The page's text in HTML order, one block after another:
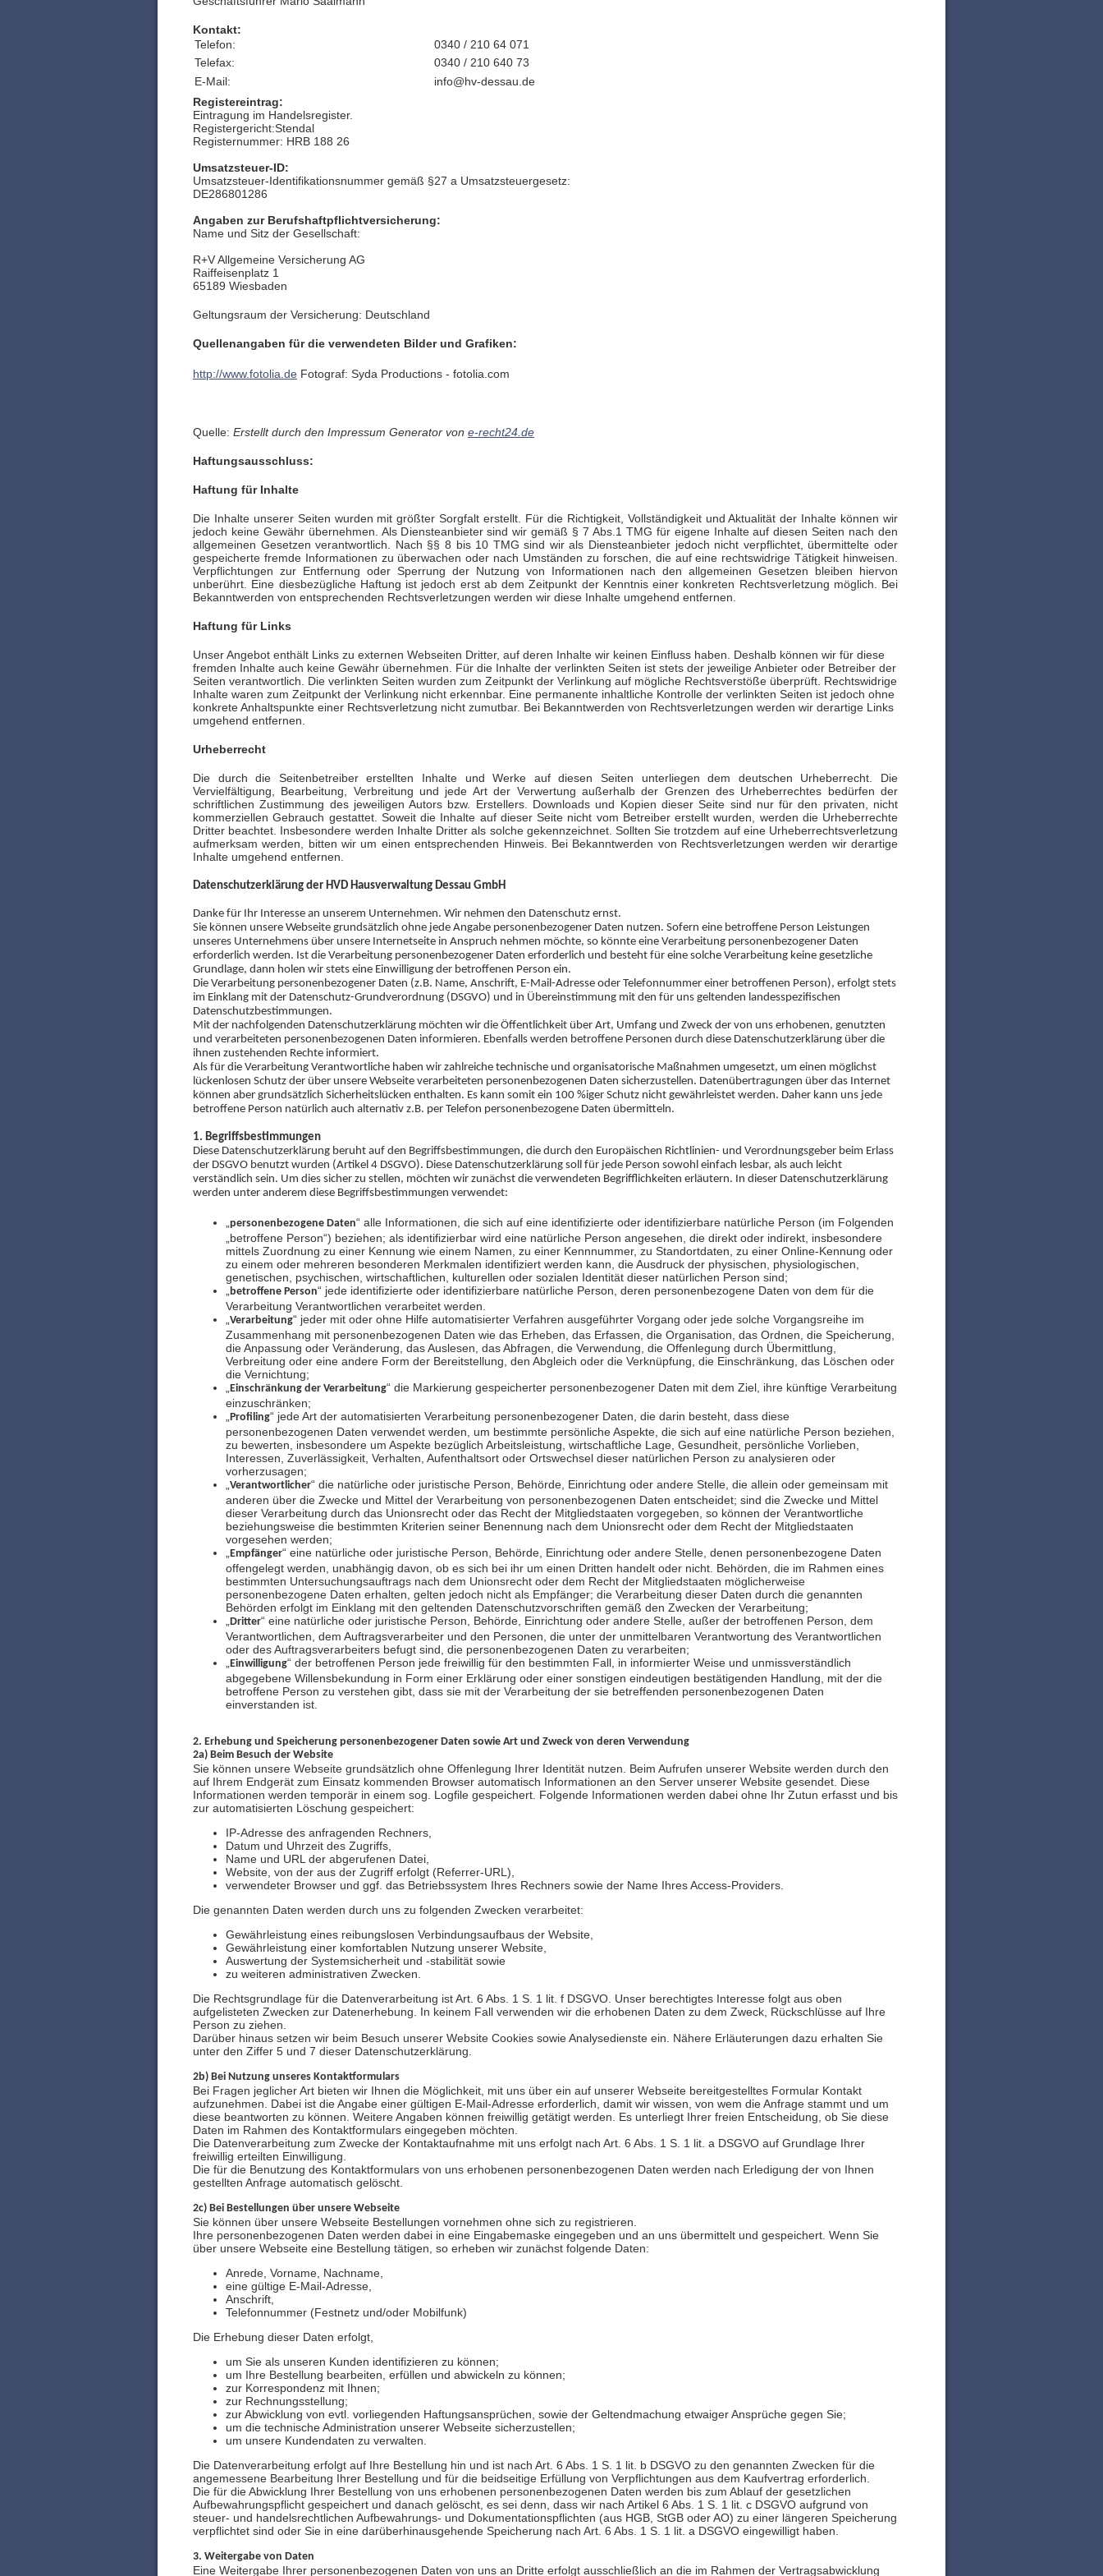
Kontakt:
Telefon:
0340 / 210 64 071
Telefax:
0340 / 210 640 73
E-Mail:
info@hv-dessau.de
Registereintrag:
Eintragung im Handelsregister.
Registergericht:Stendal
Registernummer: HRB 188 26
Umsatzsteuer-ID:
Umsatzsteuer-Identifikationsnummer gemäß §27 a Umsatzsteuergesetz:
DE286801286
Angaben zur Berufshaftpflichtversicherung:
Name und Sitz der Gesellschaft:
R+V Allgemeine Versicherung AG
Raiffeisenplatz 1
65189 Wiesbaden
Geltungsraum der Versicherung: Deutschland
Quellenangaben für die verwendeten Bilder und Grafiken:
http://www.fotolia.de Fotograf: Syda Productions - fotolia.com
Quelle: Erstellt durch den Impressum Generator von e-recht24.de
Haftungsausschluss:
Haftung für Inhalte
Die Inhalte unserer Seiten wurden mit größter Sorgfalt erstellt. Für die Richtigkeit, Vollständigkeit und Aktualität der Inhalte können wir
jedoch keine Gewähr übernehmen. Als Diensteanbieter sind wir gemäß § 7 Abs.1 TMG für eigene Inhalte auf diesen Seiten nach den
allgemeinen Gesetzen verantwortlich. Nach §§ 8 bis 10 TMG sind wir als Diensteanbieter jedoch nicht verpflichtet, übermittelte oder
gespeicherte fremde Informationen zu überwachen oder nach Umständen zu forschen, die auf eine rechtswidrige Tätigkeit hinweisen.
Verpflichtungen zur Entfernung oder Sperrung der Nutzung von Informationen nach den allgemeinen Gesetzen bleiben hiervon
unberührt. Eine diesbezügliche Haftung ist jedoch erst ab dem Zeitpunkt der Kenntnis einer konkreten Rechtsverletzung möglich. Bei
Bekanntwerden von entsprechenden Rechtsverletzungen werden wir diese Inhalte umgehend entfernen.
Haftung für Links
Unser Angebot enthält Links zu externen Webseiten Dritter, auf deren Inhalte wir keinen Einfluss haben. Deshalb können wir für diese
fremden Inhalte auch keine Gewähr übernehmen. Für die Inhalte der verlinkten Seiten ist stets der jeweilige Anbieter oder Betreiber der
Seiten verantwortlich. Die verlinkten Seiten wurden zum Zeitpunkt der Verlinkung auf mögliche Rechtsverstöße überprüft. Rechtswidrige
Inhalte waren zum Zeitpunkt der Verlinkung nicht erkennbar. Eine permanente inhaltliche Kontrolle der verlinkten Seiten ist jedoch ohne
konkrete Anhaltspunkte einer Rechtsverletzung nicht zumutbar. Bei Bekanntwerden von Rechtsverletzungen werden wir derartige Links
umgehend entfernen.
Urheberrecht
Die durch die Seitenbetreiber erstellten Inhalte und Werke auf diesen Seiten unterliegen dem deutschen Urheberrecht. Die
Vervielfältigung, Bearbeitung, Verbreitung und jede Art der Verwertung außerhalb der Grenzen des Urheberrechtes bedürfen der
schriftlichen Zustimmung des jeweiligen Autors bzw. Erstellers. Downloads und Kopien dieser Seite sind nur für den privaten, nicht
kommerziellen Gebrauch gestattet. Soweit die Inhalte auf dieser Seite nicht vom Betreiber erstellt wurden, werden die Urheberrechte
Dritter beachtet. Insbesondere werden Inhalte Dritter als solche gekennzeichnet. Sollten Sie trotzdem auf eine Urheberrechtsverletzung
aufmerksam werden, bitten wir um einen entsprechenden Hinweis. Bei Bekanntwerden von Rechtsverletzungen werden wir derartige
Inhalte umgehend entfernen.
Datenschutzerklärung der HVD Hausverwaltung Dessau GmbH
Danke für Ihr Interesse an unserem Unternehmen. Wir nehmen den Datenschutz ernst.
Sie können unsere Webseite grundsätzlich ohne jede Angabe personenbezogener Daten nutzen. Sofern eine betroffene Person Leistungen
unseres Unternehmens über unsere Internetseite in Anspruch nehmen möchte, so könnte eine Verarbeitung personenbezogener Daten
erforderlich werden. Ist die Verarbeitung personenbezogener Daten erforderlich und besteht für eine solche Verarbeitung keine gesetzliche
Grundlage, dann holen wir stets eine Einwilligung der betroffenen Person ein.
Die Verarbeitung personenbezogener Daten (z.B. Name, Anschrift, E-Mail-Adresse oder Telefonnummer einer betroffenen Person), erfolgt stets
im Einklang mit der Datenschutz-Grundverordnung (DSGVO) und in Übereinstimmung mit den für uns geltenden landesspezifischen
Datenschutzbestimmungen.
Mit der nachfolgenden Datenschutzerklärung möchten wir die Öffentlichkeit über Art, Umfang und Zweck der von uns erhobenen, genutzten
und verarbeiteten personenbezogenen Daten informieren. Ebenfalls werden betroffene Personen durch diese Datenschutzerklärung über die
ihnen zustehenden Rechte informiert.
Als für die Verarbeitung Verantwortliche haben wir zahlreiche technische und organisatorische Maßnahmen umgesetzt, um einen möglichst
lückenlosen Schutz der über unsere Webseite verarbeiteten personenbezogenen Daten sicherzustellen. Datenübertragungen über das Internet
können aber grundsätzlich Sicherheitslücken enthalten. Es kann somit ein 100 %iger Schutz nicht gewährleistet werden. Daher kann uns jede
betroffene Person natürlich auch alternativ z.B. per Telefon personenbezogene Daten übermitteln.
1. Begriffsbestimmungen
Diese Datenschutzerklärung beruht auf den Begriffsbestimmungen, die durch den Europäischen Richtlinien- und Verordnungsgeber beim Erlass
der DSGVO benutzt wurden (Artikel 4 DSGVO). Diese Datenschutzerklärung soll für jede Person sowohl einfach lesbar, als auch leicht
verständlich sein. Um dies sicher zu stellen, möchten wir zunächst die verwendeten Begrifflichkeiten erläutern. In dieser Datenschutzerklärung
werden unter anderem diese Begriffsbestimmungen verwendet:
personenbezogene Daten“ alle Informationen, die sich auf eine identifizierte oder identifizierbare natürliche Person (im Folgenden
„betroffene Person“) beziehen; als identifizierbar wird eine natürliche Person angesehen, die direkt oder indirekt, insbesondere
mittels Zuordnung zu einer Kennung wie einem Namen, zu einer Kennnummer, zu Standortdaten, zu einer Online-Kennung oder
zu einem oder mehreren besonderen Merkmalen identifiziert werden kann, die Ausdruck der physischen, physiologischen,
genetischen, psychischen, wirtschaftlichen, kulturellen oder sozialen Identität dieser natürlichen Person sind;
betroffene Person“ jede identifizierte oder identifizierbare natürliche Person, deren personenbezogene Daten von dem für die
Verarbeitung Verantwortlichen verarbeitet werden.
Verarbeitung“ jeder mit oder ohne Hilfe automatisierter Verfahren ausgeführter Vorgang oder jede solche Vorgangsreihe im
Zusammenhang mit personenbezogenen Daten wie das Erheben, das Erfassen, die Organisation, das Ordnen, die Speicherung,
die Anpassung oder Veränderung, das Auslesen, das Abfragen, die Verwendung, die Offenlegung durch Übermittlung,
Verbreitung oder eine andere Form der Bereitstellung, den Abgleich oder die Verknüpfung, die Einschränkung, das Löschen oder
die Vernichtung;
Einschränkung der Verarbeitung“ die Markierung gespeicherter personenbezogener Daten mit dem Ziel, ihre künftige Verarbeitung
einzuschränken;
Profiling“ jede Art der automatisierten Verarbeitung personenbezogener Daten, die darin besteht, dass diese
personenbezogenen Daten verwendet werden, um bestimmte persönliche Aspekte, die sich auf eine natürliche Person beziehen,
zu bewerten, insbesondere um Aspekte bezüglich Arbeitsleistung, wirtschaftliche Lage, Gesundheit, persönliche Vorlieben,
Interessen, Zuverlässigkeit, Verhalten, Aufenthaltsort oder Ortswechsel dieser natürlichen Person zu analysieren oder
vorherzusagen;
Verantwortlicher“ die natürliche oder juristische Person, Behörde, Einrichtung oder andere Stelle, die allein oder gemeinsam mit
anderen über die Zwecke und Mittel der Verarbeitung von personenbezogenen Daten entscheidet; sind die Zwecke und Mittel
dieser Verarbeitung durch das Unionsrecht oder das Recht der Mitgliedstaaten vorgegeben, so können der Verantwortliche
beziehungsweise die bestimmten Kriterien seiner Benennung nach dem Unionsrecht oder dem Recht der Mitgliedstaaten
vorgesehen werden;
Empfänger“ eine natürliche oder juristische Person, Behörde, Einrichtung oder andere Stelle, denen personenbezogene Daten
offengelegt werden, unabhängig davon, ob es sich bei ihr um einen Dritten handelt oder nicht. Behörden, die im Rahmen eines
bestimmten Untersuchungsauftrags nach dem Unionsrecht oder dem Recht der Mitgliedstaaten möglicherweise
personenbezogene Daten erhalten, gelten jedoch nicht als Empfänger; die Verarbeitung dieser Daten durch die genannten
Behörden erfolgt im Einklang mit den geltenden Datenschutzvorschriften gemäß den Zwecken der Verarbeitung;
Dritter“ eine natürliche oder juristische Person, Behörde, Einrichtung oder andere Stelle, außer der betroffenen Person, dem
Verantwortlichen, dem Auftragsverarbeiter und den Personen, die unter der unmittelbaren Verantwortung des Verantwortlichen
oder des Auftragsverarbeiters befugt sind, die personenbezogenen Daten zu verarbeiten;
Einwilligung“ der betroffenen Person jede freiwillig für den bestimmten Fall, in informierter Weise und unmissverständlich
abgegebene Willensbekundung in Form einer Erklärung oder einer sonstigen eindeutigen bestätigenden Handlung, mit der die
betroffene Person zu verstehen gibt, dass sie mit der Verarbeitung der sie betreffenden personenbezogenen Daten
einverstanden ist.
2. Erhebung und Speicherung personenbezogener Daten sowie Art und Zweck von deren Verwendung
2a) Beim Besuch der Website
Sie können unsere Webseite grundsätzlich ohne Offenlegung Ihrer Identität nutzen. Beim Aufrufen unserer Website werden durch den
auf Ihrem Endgerät zum Einsatz kommenden Browser automatisch Informationen an den Server unserer Website gesendet. Diese
Informationen werden temporär in einem sog. Logfile gespeichert. Folgende Informationen werden dabei ohne Ihr Zutun erfasst und bis
zur automatisierten Löschung gespeichert:
IP-Adresse des anfragenden Rechners,
Datum und Uhrzeit des Zugriffs,
Name und URL der abgerufenen Datei,
Website, von der aus der Zugriff erfolgt (Referrer-URL),
verwendeter Browser und ggf. das Betriebssystem Ihres Rechners sowie der Name Ihres Access-Providers.
Die genannten Daten werden durch uns zu folgenden Zwecken verarbeitet:
Gewährleistung eines reibungslosen Verbindungsaufbaus der Website,
Gewährleistung einer komfortablen Nutzung unserer Website,
Auswertung der Systemsicherheit und -stabilität sowie
zu weiteren administrativen Zwecken.
Die Rechtsgrundlage für die Datenverarbeitung ist Art. 6 Abs. 1 S. 1 lit. f DSGVO. Unser berechtigtes Interesse folgt aus oben
aufgelisteten Zwecken zur Datenerhebung. In keinem Fall verwenden wir die erhobenen Daten zu dem Zweck, Rückschlüsse auf Ihre
Person zu ziehen.
Darüber hinaus setzen wir beim Besuch unserer Website Cookies sowie Analysedienste ein. Nähere Erläuterungen dazu erhalten Sie
unter den Ziffer 5 und 7 dieser Datenschutzerklärung.
2b) Bei Nutzung unseres Kontaktformulars
Bei Fragen jeglicher Art bieten wir Ihnen die Möglichkeit, mit uns über ein auf unserer Webseite bereitgestelltes Formular Kontakt
aufzunehmen. Dabei ist die Angabe einer gültigen E-Mail-Adresse erforderlich, damit wir wissen, von wem die Anfrage stammt und um
diese beantworten zu können. Weitere Angaben können freiwillig getätigt werden. Es unterliegt Ihrer freien Entscheidung, ob Sie diese
Daten im Rahmen des Kontaktformulars eingegeben möchten.
Die Datenverarbeitung zum Zwecke der Kontaktaufnahme mit uns erfolgt nach Art. 6 Abs. 1 S. 1 lit. a DSGVO auf Grundlage Ihrer
freiwillig erteilten Einwilligung.
Die für die Benutzung des Kontaktformulars von uns erhobenen personenbezogenen Daten werden nach Erledigung der von Ihnen
gestellten Anfrage automatisch gelöscht.
2c) Bei Bestellungen über unsere Webseite
Sie können über unsere Webseite Bestellungen vornehmen ohne sich zu registrieren.
Ihre personenbezogenen Daten werden dabei in eine Eingabemaske eingegeben und an uns übermittelt und gespeichert. Wenn Sie
über unsere Webseite eine Bestellung tätigen, so erheben wir zunächst folgende Daten:
Anrede, Vorname, Nachname,
eine gültige E-Mail-Adresse,
Anschrift,
Telefonnummer (Festnetz und/oder Mobilfunk)
Die Erhebung dieser Daten erfolgt,
um Sie als unseren Kunden identifizieren zu können;
um Ihre Bestellung bearbeiten, erfüllen und abwickeln zu können;
zur Korrespondenz mit Ihnen;
zur Rechnungsstellung;
zur Abwicklung von evtl. vorliegenden Haftungsansprüchen, sowie der Geltendmachung etwaiger Ansprüche gegen Sie;
um die technische Administration unserer Webseite sicherzustellen;
um unsere Kundendaten zu verwalten.
Die Datenverarbeitung erfolgt auf Ihre Bestellung hin und ist nach Art. 6 Abs. 1 S. 1 lit. b DSGVO zu den genannten Zwecken für die
angemessene Bearbeitung Ihrer Bestellung und für die beidseitige Erfüllung von Verpflichtungen aus dem Kaufvertrag erforderlich.
Die für die Abwicklung Ihrer Bestellung von uns erhobenen personenbezogenen Daten werden bis zum Ablauf der gesetzlichen
Aufbewahrungspflicht gespeichert und danach gelöscht, es sei denn, dass wir nach Artikel 6 Abs. 1 S. 1 lit. c DSGVO aufgrund von
steuer- und handelsrechtlichen Aufbewahrungs- und Dokumentationspflichten (aus HGB, StGB oder AO) zu einer längeren Speicherung
verpflichtet sind oder Sie in eine darüberhinausgehende Speicherung nach Art. 6 Abs. 1 S. 1 lit. a DSGVO eingewilligt haben.
3. Weitergabe von Daten
Eine Weitergabe Ihrer personenbezogenen Daten von uns an Dritte erfolgt ausschließlich an die im Rahmen der Vertragsabwicklung